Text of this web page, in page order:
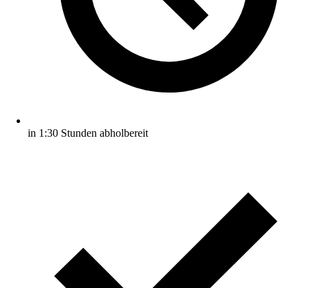
in 1:30 Stunden abholbereit